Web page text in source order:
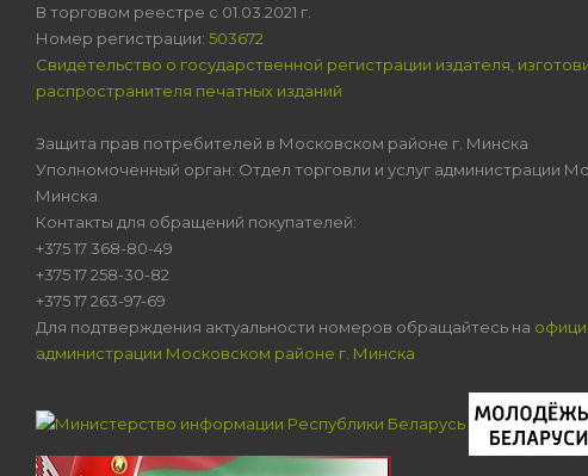
В торговом реестре с 01.03.2021 г.
Номер регистрации: 503672
Свидетельство о государственной регистрации издателя,
распространителя печатных изданий
Защита прав потребителей в Московском районе г. Минска
Уполномоченный орган: Отдел торговли и услуг администрации
Минска
Контакты для обращений покупателей:
+375 17 368-80-49
+375 17 258-30-82
+375 17 263-97-69
Для подтверждения актуальности номеров обращайтесь на
администрации Московском районе г. Минска